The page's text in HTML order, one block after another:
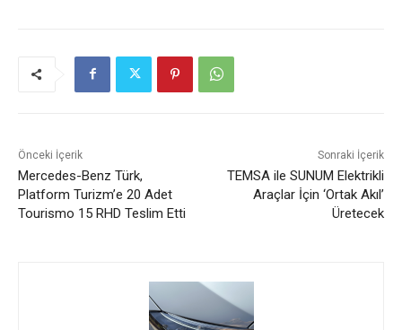
Önceki İçerik
Mercedes-Benz Türk,
Platform Turizm’e 20 Adet
Tourismo 15 RHD Teslim Etti
Sonraki İçerik
TEMSA ile SUNUM Elektrikli
Araçlar İçin ‘Ortak Akıl’
Üretecek